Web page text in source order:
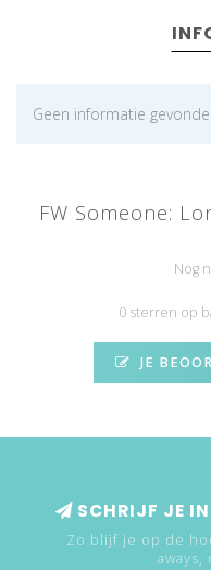
Geen informatie
FW Someone:
Nog
0 sterren op
JE
SCHRIJF JE IN
Zo blijf je op de